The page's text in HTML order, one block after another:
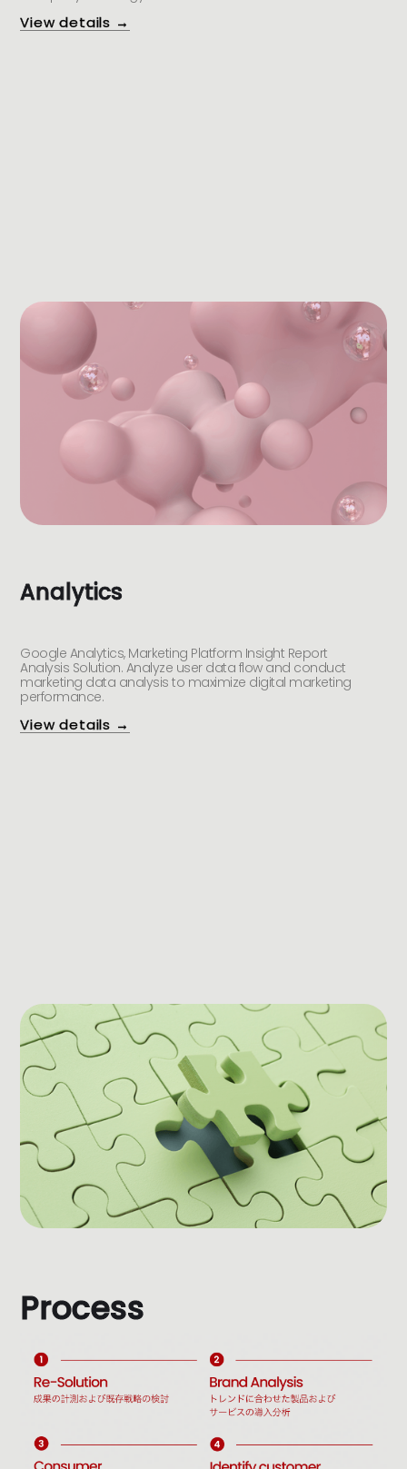
View details →
Analytics
Google Analytics, Marketing Platform Insight Report
Analysis Solution. Analyze user data flow and conduct
marketing data analysis to maximize digital marketing
performance.
View details →
Process